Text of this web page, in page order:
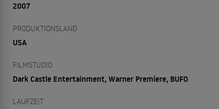
2007
PRODUKTIONSLAND
USA
FILMSTUDIO
Dark Castle Entertainment, Warner Premiere, BUFO
LAUFZEIT